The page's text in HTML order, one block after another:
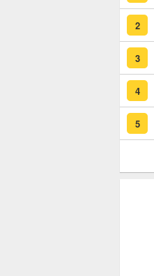
2
3
4
5